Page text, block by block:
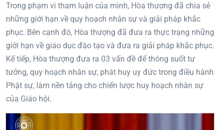
Trong phạm vi tham luận của mình, Hòa thượng đã chia sẻ
những giới hạn về quy hoạch nhân sự và giải pháp khắc
phục. Bên cạnh đó, Hòa thượng đã đưa ra thực trạng những
giới hạn về giáo dục đào tạo và đưa ra giải pháp khắc phục.
Kế tiếp, Hòa thượng đưa ra 03 vấn đề để thông suốt tư
tưởng, quy hoạch nhân sự, phát huy uy đức trong điều hành
Phật sự, làm nền tảng cho chiến lược huy hoạch nhân sự
của Giáo hội.